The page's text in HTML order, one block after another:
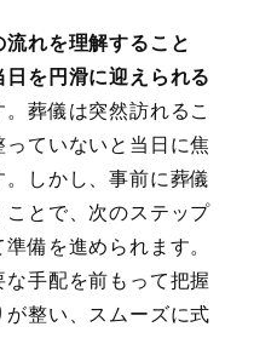
れを理解すること
を円滑に迎えられる
葬儀は突然訪れるこ
ていないと当日に焦
しかし、事前に葬儀
とで、次のステップ
備を進められます。
手配を前もって把握
が整い、スムーズに式